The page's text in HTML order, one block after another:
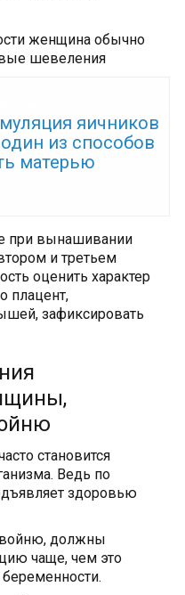
женщина обычно
шевеления
яичников
один из способов
матерью
при вынашивании
и третьем
оценить характер
плацент,
зафиксировать
становится
Ведь по
здоровью
должны
чаще, чем это